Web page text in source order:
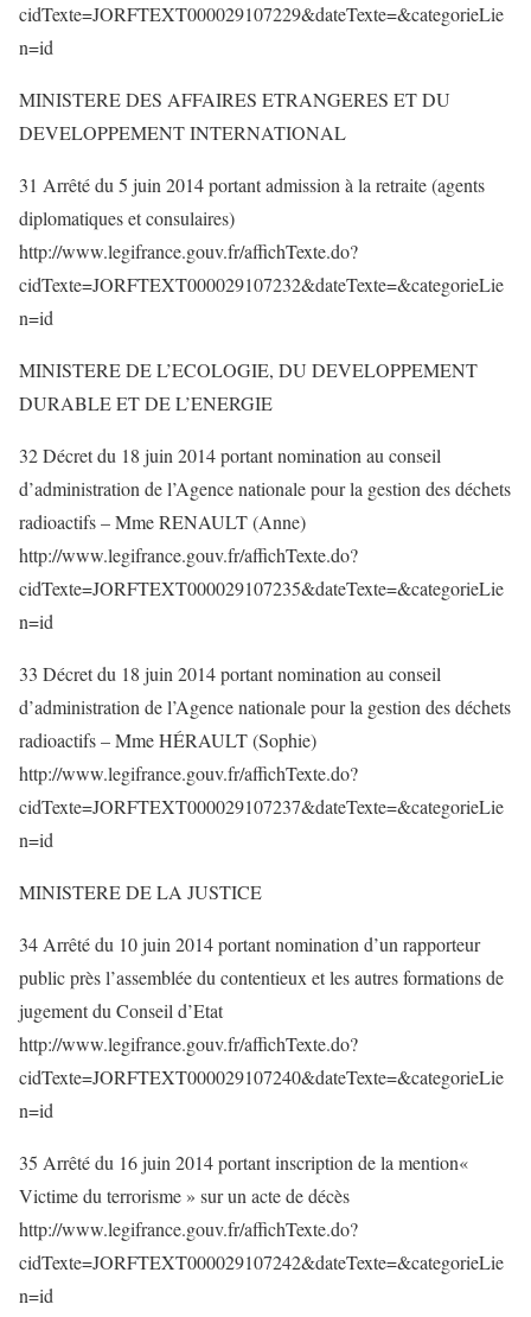
cidTexte=JORFTEXT000029107229&dateTexte=&categorieLie
n=id
MINISTERE DES AFFAIRES ETRANGERES ET DU
DEVELOPPEMENT INTERNATIONAL
31 Arrêté du 5 juin 2014 portant admission à la retraite (agents
diplomatiques et consulaires)
http://www.legifrance.gouv.fr/affichTexte.do?
cidTexte=JORFTEXT000029107232&dateTexte=&categorieLie
n=id
MINISTERE DE L’ECOLOGIE, DU DEVELOPPEMENT
DURABLE ET DE L’ENERGIE
32 Décret du 18 juin 2014 portant nomination au conseil
d’administration de l’Agence nationale pour la gestion des déchets
radioactifs – Mme RENAULT (Anne)
http://www.legifrance.gouv.fr/affichTexte.do?
cidTexte=JORFTEXT000029107235&dateTexte=&categorieLie
n=id
33 Décret du 18 juin 2014 portant nomination au conseil
d’administration de l’Agence nationale pour la gestion des déchets
radioactifs – Mme HÉRAULT (Sophie)
http://www.legifrance.gouv.fr/affichTexte.do?
cidTexte=JORFTEXT000029107237&dateTexte=&categorieLie
n=id
MINISTERE DE LA JUSTICE
34 Arrêté du 10 juin 2014 portant nomination d’un rapporteur
public près l’assemblée du contentieux et les autres formations de
jugement du Conseil d’Etat
http://www.legifrance.gouv.fr/affichTexte.do?
cidTexte=JORFTEXT000029107240&dateTexte=&categorieLie
n=id
35 Arrêté du 16 juin 2014 portant inscription de la mention«
Victime du terrorisme » sur un acte de décès
http://www.legifrance.gouv.fr/affichTexte.do?
cidTexte=JORFTEXT000029107242&dateTexte=&categorieLie
n=id